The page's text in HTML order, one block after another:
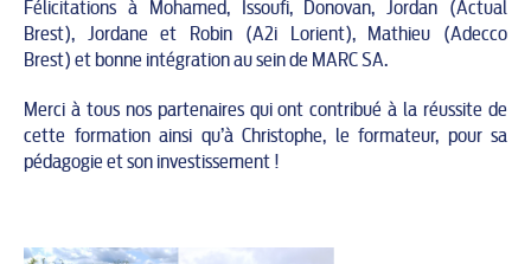
Félicitations à Mohamed, Issoufi, Donovan, Jordan (Actual
Brest), Jordane et Robin (A2i Lorient), Mathieu (Adecco
Brest) et bonne intégration au sein de MARC SA.
Merci à tous nos partenaires qui ont contribué à la réussite de
cette formation ainsi qu’à Christophe, le formateur, pour sa
pédagogie et son investissement !